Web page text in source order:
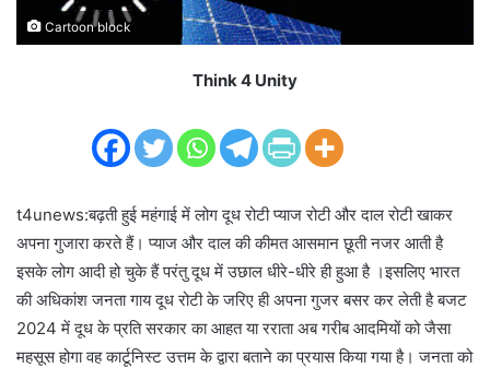
Cartoon block
Think 4 Unity
t4unews:बढ़ती हुई महंगाई में लोग दूध रोटी प्याज रोटी और दाल रोटी खाकर
अपना गुजारा करते हैं। प्याज और दाल की कीमत आसमान छूती नजर आती है
इसके लोग आदी हो चुके हैं परंतु दूध में उछाल धीरे-धीरे ही हुआ है ।इसलिए भारत
की अधिकांश जनता गाय दूध रोटी के जरिए ही अपना गुजर बसर कर लेती है बजट
2024 में दूध के प्रति सरकार का आहत या रराता अब गरीब आदमियों को जैसा
महसूस होगा वह कार्टूनिस्ट उत्तम के द्वारा बताने का प्रयास किया गया है। जनता को